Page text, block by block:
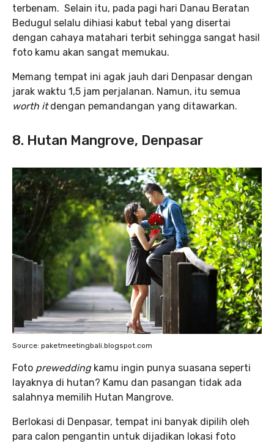
terbenam. Selain itu, pada pagi hari Danau Beratan
Bedugul selalu dihiasi kabut tebal yang disertai
dengan cahaya matahari terbit sehingga sangat hasil
foto kamu akan sangat memukau.
Memang tempat ini agak jauh dari Denpasar dengan
jarak waktu 1,5 jam perjalanan. Namun, itu semua
worth itdengan pemandangan yang ditawarkan.
8. Hutan Mangrove, Denpasar
Source: paketmeetingbali.blogspot.com
Foto preweddingkamu ingin punya suasana seperti
layaknya di hutan? Kamu dan pasangan tidak ada
salahnya memilih Hutan Mangrove.
Berlokasi di Denpasar, tempat ini banyak dipilih oleh
para calon pengantin untuk dijadikan lokasi foto